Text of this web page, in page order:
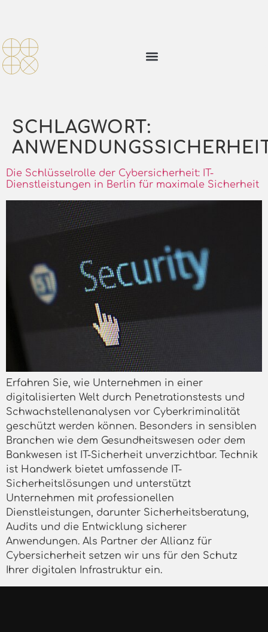
SCHLAGWORT:
Die Schlüsselrolle der Cybersicherheit: IT-
Dienstleistungen in Berlin für maximale Sicherheit
Erfahren Sie, wie Unternehmen in einer
digitalisierten Welt durch Penetrationstests und
Schwachstellenanalysen vor Cyberkriminalität
geschützt werden können. Besonders in sensiblen
Branchen wie dem Gesundheitswesen oder dem
Bankwesen ist IT-Sicherheit unverzichtbar. Technik
ist Handwerk bietet umfassende IT-
Sicherheitslösungen und unterstützt
Unternehmen mit professionellen
Dienstleistungen, darunter Sicherheitsberatung,
Audits und die Entwicklung sicherer
Anwendungen. Als Partner der Allianz für
Cybersicherheit setzen wir uns für den Schutz
Ihrer digitalen Infrastruktur ein.